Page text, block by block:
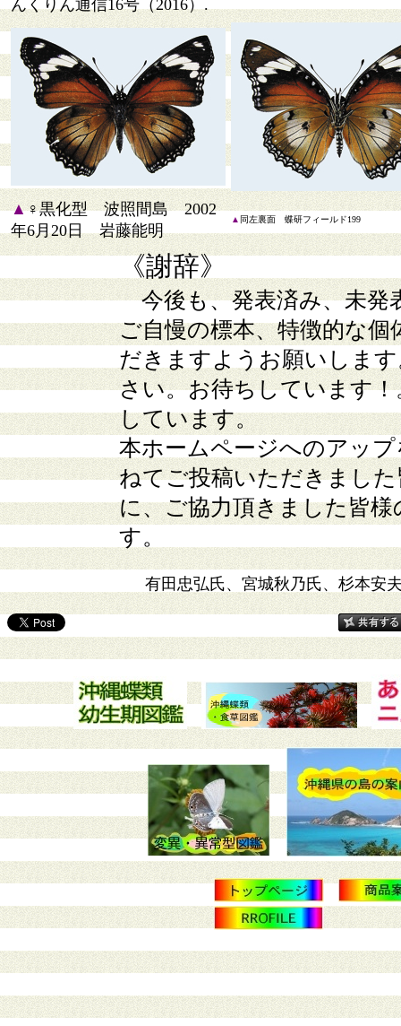
んくりん通信16号（2016）.
▲♀黒化型 波照間島 2002
年6月20日 岩藤能明
▲ 同左裏面 蝶研フィールド199
《謝辞》
今後も、発表済み、未発
ご自慢の標本、特徴的な
だきますようお願いしま
さい。お待ちしています
しています。
本ホームページへのアッ
ねてご投稿いただきまし
に、ご協力頂きました皆
す。
有田忠弘氏、宮城秋乃氏、杉本安